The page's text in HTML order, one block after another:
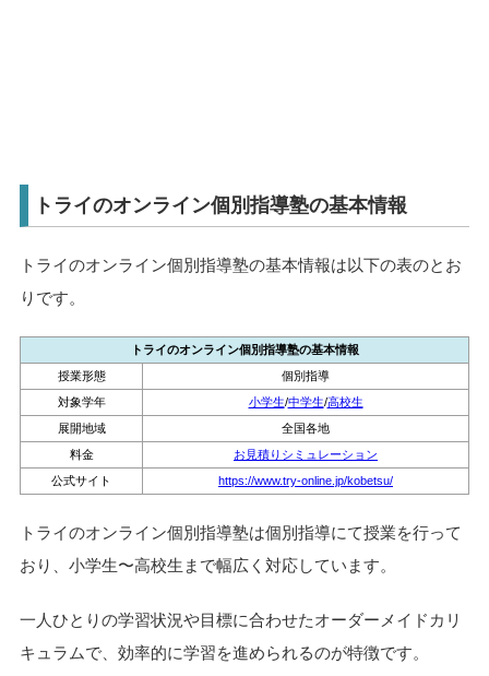
トライのオンライン個別指導塾の基本情報
トライのオンライン個別指導塾の基本情報は以下の表のとお
りです。
トライのオンライン個別指導塾の基本情報
授業形態
個別指導
対象学年
小学生/中学生/高校生
展開地域
全国各地
料金
お見積りシミュレーション
公式サイト
https://www.try-online.jp/kobetsu/
トライのオンライン個別指導塾は個別指導にて授業を行って
おり、小学生〜高校生まで幅広く対応しています。
一人ひとりの学習状況や目標に合わせたオーダーメイドカリ
キュラムで、効率的に学習を進められるのが特徴です。